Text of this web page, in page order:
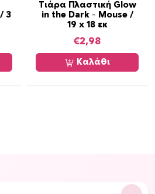
3
Τιάρα Πλαστική Glow
in the Dark – Mouse /
19 x 18 εκ
€2,98
Καλάθι